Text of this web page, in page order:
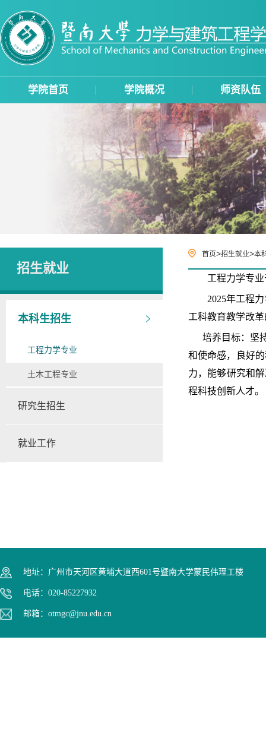
学院首页 学院概况 师资队伍
招生就业
本科生招生
工程力学专业
土木工程专业
研究生招生
就业工作
首页>招生就业>本
工程力学专业
2025年工程
工科教育教学改
培养目标： 坚
和使命感，良好
力，能够研究和
程科技创新人才。
地址：广州市天河区黄埔大道西601号暨南大学蒙民伟理工楼
电话：020-85227932
邮箱：otmgc@jnu.edu.cn